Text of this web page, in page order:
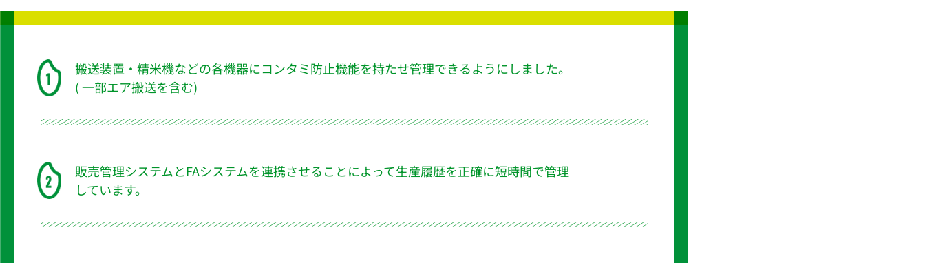
搬送装置・精米機などの各機器にコンタミ防止機能を持たせ管理できるようにしました。
( 一部エア搬送を含む)
販売管理システムとFAシステムを連携させることによって生産履歴を正確に短時間で管理
しています。